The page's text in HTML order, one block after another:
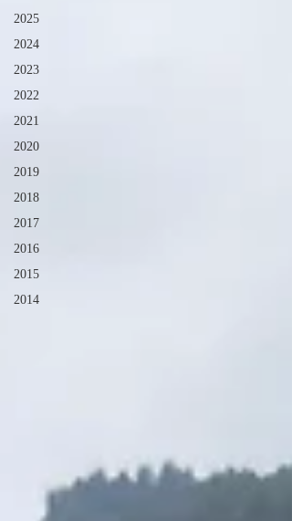
2025
2024
2023
2022
2021
2020
2019
2018
2017
2016
2015
2014